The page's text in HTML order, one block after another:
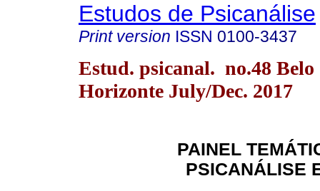
Estudos de Psicanálise
Print version ISSN 0100-3437
Estud. psicanal. no.48 Belo
Horizonte July/Dec. 2017
PAINEL
PSICANÁLISE